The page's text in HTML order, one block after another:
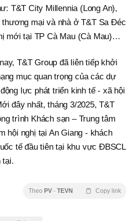
T&T City Millennia (Long An),
thương mại và nhà ở T&T Sa Đéc
mới tại TP Cà Mau (Cà Mau)…
T&T Group đã liên tiếp khởi
mục quan trọng của các dự
lực phát triển kinh tế - xã hội
đây nhất, tháng 3/2025, T&T
trình Khách sạn – Trung tâm
hội nghị tại An Giang - khách
tế đầu tiên tại khu vực ĐBSCL
tại.
Theo PV - TEVN Copy link